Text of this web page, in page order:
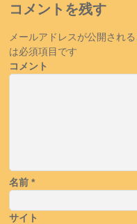
コメントを残す
メールアドレスが公開され
は必須項目です
コメント
名前*
サイト